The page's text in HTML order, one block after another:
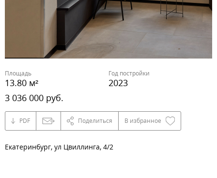
Площадь
13.80 м²
Год постройки
2023
3 036 000 руб.
PDF Поделиться В избранное
Екатеринбург, ул Цвиллинга, 4/2